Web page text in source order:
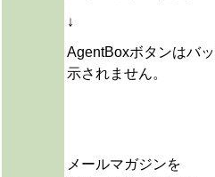
↓
AgentBoxボタンはバ
示されません。
メールマガジンを